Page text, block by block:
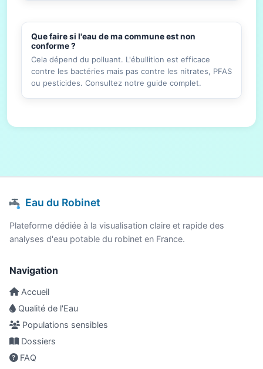
Que faire si l'eau de ma commune est non
conforme ?
Cela dépend du polluant. L'ébullition est efficace
contre les bactéries mais pas contre les nitrates, PFAS
ou pesticides. Consultez notre guide complet.
Eau du Robinet
Plateforme dédiée à la visualisation claire et rapide des
analyses d'eau potable du robinet en France.
Navigation
Accueil
Qualité de l'Eau
Populations sensibles
Dossiers
FAQ